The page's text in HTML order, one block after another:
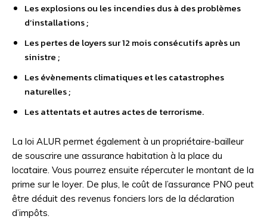
Les explosions ou les incendies dus à des problèmes
d’installations ;
Les pertes de loyers sur 12 mois consécutifs après un
sinistre ;
Les évènements climatiques et les catastrophes
naturelles ;
Les attentats et autres actes de terrorisme.
La loi ALUR permet également à un propriétaire-bailleur
de souscrire une assurance habitation à la place du
locataire. Vous pourrez ensuite répercuter le montant de la
prime sur le loyer. De plus, le coût de l’assurance PNO peut
être déduit des revenus fonciers lors de la déclaration
d’impôts.